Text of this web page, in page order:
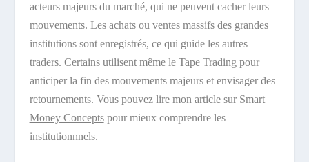
acteurs majeurs du marché, qui ne peuvent cacher leurs
mouvements. Les achats ou ventes massifs des grandes
institutions sont enregistrés, ce qui guide les autres
traders. Certains utilisent même le Tape Trading pour
anticiper la fin des mouvements majeurs et envisager des
retournements. Vous pouvez lire mon article sur Smart
Money Conceptspour mieux comprendre les
institutionnnels.